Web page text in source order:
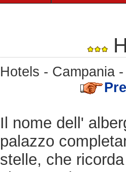
Hotels - Campania
Il nome dell'
palazzo
stelle, che